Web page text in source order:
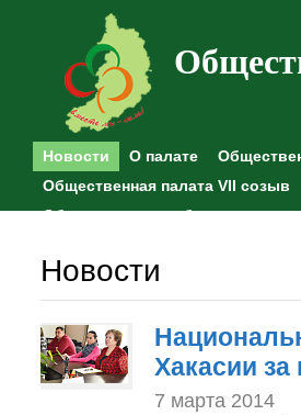
Новости О палате
Общественная палата VII созыв
Общественные наблюдения
Новости
Хакасии
7 марта 2014